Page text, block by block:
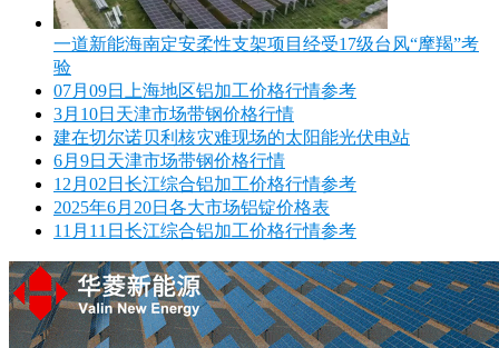
一道新能海南定安柔性支架项目经受17级台风“摩羯”考
验
07月09日上海地区铝加工价格行情参考
3月10日天津市场带钢价格行情
建在切尔诺贝利核灾难现场的太阳能光伏电站
6月9日天津市场带钢价格行情
12月02日长江综合铝加工价格行情参考
2025年6月20日各大市场铝锭价格表
11月11日长江综合铝加工价格行情参考